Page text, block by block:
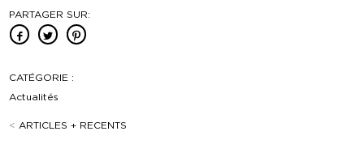
PARTAGER SUR:
CATÉGORIE :
Actualités
< ARTICLES + RECENTS